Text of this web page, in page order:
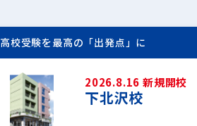
高校受験を最高の「出発点」に
2026.8.16 新規開校
下北沢校